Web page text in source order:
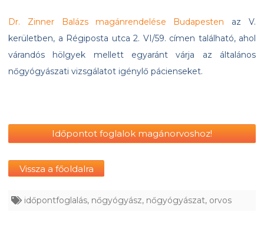
Dr. Zinner Balázs magánrendelése Budapesten az V.
kerületben, a Régiposta utca 2. VI/59. címen található, ahol
várandós hölgyek mellett egyaránt várja az általános
nőgyógyászati vizsgálatot igénylő pácienseket.
Időpontot foglalok magánorvoshoz!
Vissza a főoldalra
időpontfoglalás, nőgyógyász, nőgyógyászat, orvos